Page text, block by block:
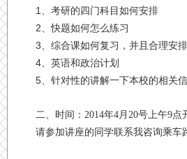
1 、考研的四门科目如何安排
2、快题如何怎么练习
3、综合课如何复习，并且合理安
4、英语和政治计划
5、针对性的讲解一下本校的相关
二、时间： 2014年4月 20号上午9点
请参加讲座的同学联系我咨询乘车